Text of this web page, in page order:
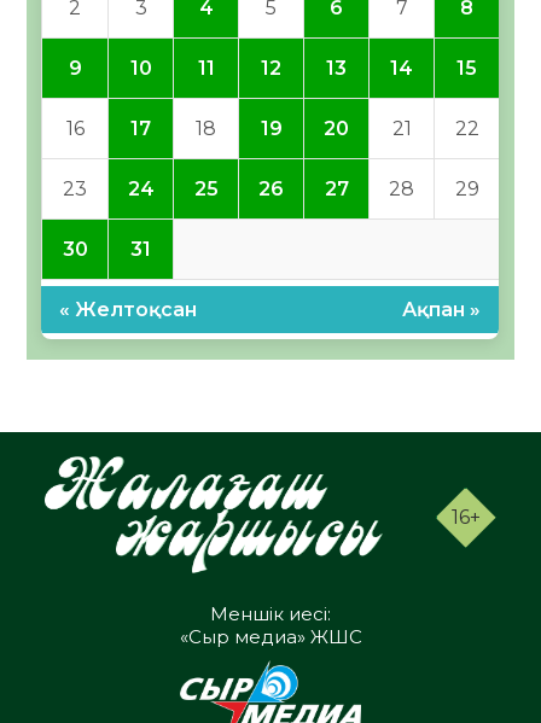
2 3 4 5 6 7 8
9 10 11 12 13 14 15
16 17 18 19 20 21 22
23 24 25 26 27 28 29
30 31
« Желтоқсан Ақпан »
16+
Меншік иесі:
«Сыр медиа» ЖШС